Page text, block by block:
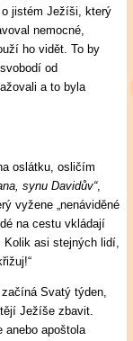
jistém Ježíši, který
nemocné,
ho vidět. To by
od
a to byla
oslátku, osličím
synu Davidův“,
vyžene „nenáviděné
na cestu vkládají
asi stejných lidí,
Svatý týden,
Ježíše zbavit.
anebo apoštola